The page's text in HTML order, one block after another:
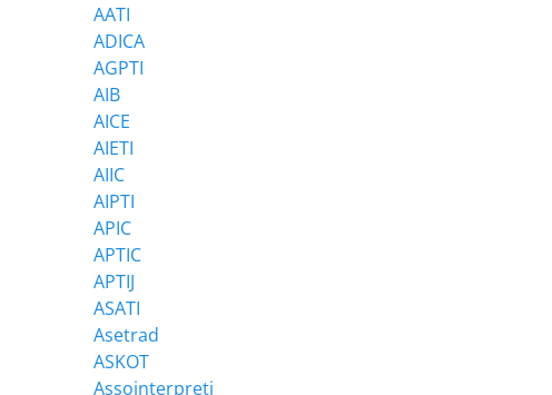
AATI
ADICA
AGPTI
AIB
AICE
AIETI
AIIC
AIPTI
APIC
APTIC
APTIJ
ASATI
Asetrad
ASKOT
Assointerpreti